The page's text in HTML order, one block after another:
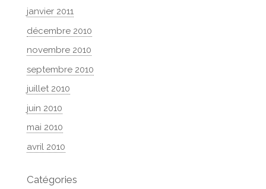
janvier 2011
décembre 2010
novembre 2010
septembre 2010
juillet 2010
juin 2010
mai 2010
avril 2010
Catégories